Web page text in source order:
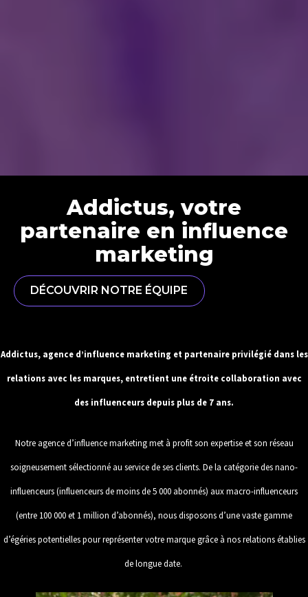
Addictus, votre
partenaire en influence
marketing
DÉCOUVRIR NOTRE ÉQUIPE
Addictus, agence d’influence marketing et partenaire privilégié dans les
relations avec les marques, entretient une étroite collaboration avec
des influenceurs depuis plus de 7 ans.
Notre agence d’influence marketing met à profit son expertise et son réseau
soigneusement sélectionné au service de ses clients. De la catégorie des nano-
influenceurs (influenceurs de moins de 5 000 abonnés) aux macro-influenceurs
(entre 100 000 et 1 million d’abonnés), nous disposons d’une vaste gamme
d’égéries potentielles pour représenter votre marque grâce à nos relations établies
de longue date.